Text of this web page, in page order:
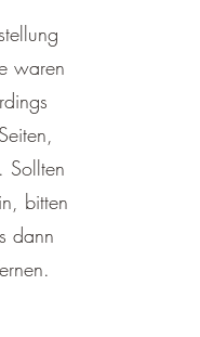
waren
Sollten
bitten
dann